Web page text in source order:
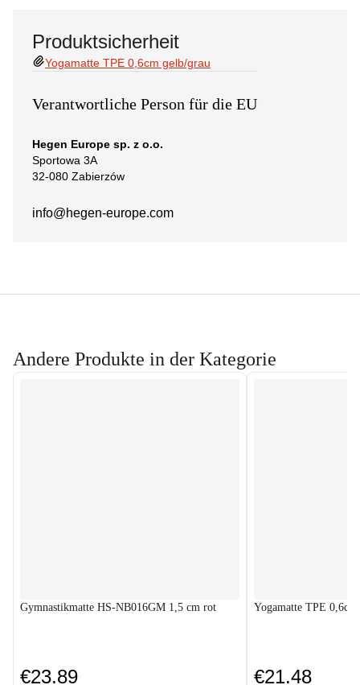
Produktsicherheit
Yogamatte TPE 0,6cm gelb/grau
Verantwortliche Person für die EU
Hegen Europe sp. z o.o.
Sportowa 3A
32-080 Zabierzów
info@hegen-europe.com
Andere Produkte in der Kategorie
Gymnastikmatte HS-NB016GM 1,5 cm rot
€23.89
Yogamatte TPE
€21.48